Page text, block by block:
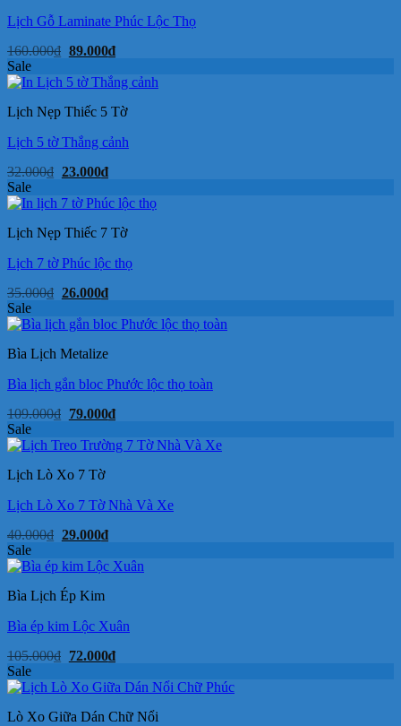
Lịch Gỗ Laminate Phúc Lộc Thọ
160.000₫ Giá
là:
160.000₫.
89.000₫Giá
tại
là:
89.000₫.
Sale
Lịch Nẹp Thiếc 5 Tờ
Lịch 5 tờ Thắng cảnh
32.000₫ Giá
là:
32.000₫.
23.000₫Giá
tại
là:
23.000₫.
Sale
Lịch Nẹp Thiếc 7 Tờ
Lịch 7 tờ Phúc lộc thọ
35.000₫ Giá
là:
35.000₫.
26.000₫Giá
tại
là:
26.000₫.
Sale
Bìa Lịch Metalize
Bìa lịch gắn bloc Phước lộc thọ toàn
109.000₫ Giá
là:
109.000₫.
79.000₫Giá
tại
là:
Sale
Lịch Lò Xo 7 Tờ
Lịch Lò Xo 7 Tờ Nhà Và Xe
40.000₫ Giá
là:
40.000₫.
29.000₫Giá
tại
là:
Sale
Bìa Lịch Ép Kim
Bìa ép kim Lộc Xuân
105.000₫ Giá
là:
105.000₫.
72.000₫Giá
tại
là:
72.000₫.
Sale
Lò Xo Giữa Dán Chữ Nổi